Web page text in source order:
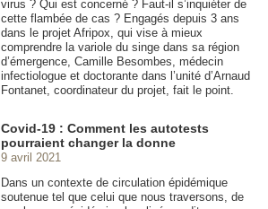
virus ? Qui est concerné ? Faut-il s’inquiéter de
cette flambée de cas ? Engagés depuis 3 ans
dans le projet Afripox, qui vise à mieux
comprendre la variole du singe dans sa région
d’émergence, Camille Besombes, médecin
infectiologue et doctorante dans l’unité d’Arnaud
Fontanet, coordinateur du projet, fait le point.
Covid-19 : Comment les autotests
pourraient changer la donne
9 avril 2021
Dans un contexte de circulation épidémique
soutenue tel que celui que nous traversons, de